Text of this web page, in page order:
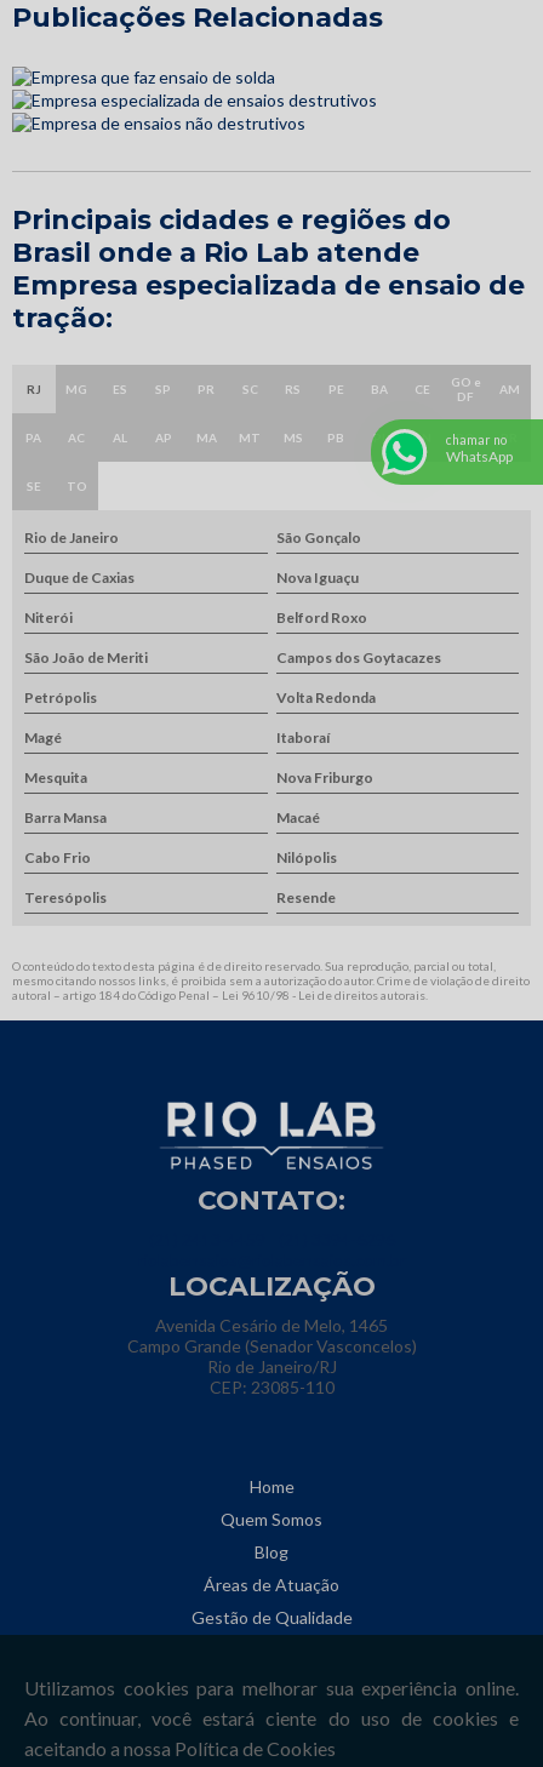
Publicações Relacionadas
Principais cidades e regiões do
Brasil onde a Rio Lab atende
Empresa especializada de ensaio de
tração:
RJ MG ES SP PR SC RS PE BA CE
GO e
DF
AM
PA AC AL AP MA MT MS PB PI RN RO RR
SE TO
Rio de Janeiro São Gonçalo
Duque de Caxias Nova Iguaçu
Niterói Belford Roxo
São João de Meriti Campos dos Goytacazes
Petrópolis Volta Redonda
Magé Itaboraí
Mesquita Nova Friburgo
Barra Mansa Macaé
Cabo Frio Nilópolis
Teresópolis Resende
O conteúdo do texto desta página é de direito reservado. Sua reprodução, parcial ou total,
mesmo citando nossos links, é proibida sem a autorização do autor. Crime de violação de direito
autoral – artigo 184 do Código Penal – Lei 9610/98 - Lei de direitos autorais
CONTATO:
LOCALIZAÇÃO
Avenida Cesário de Melo, 1465
Campo Grande (Senador Vasconcelos)
Rio de Janeiro/RJ
CEP: 23085-110
Home
Quem Somos
Blog
Áreas de Atuação
Gestão de Qualidade
Contato
Mapa do site
chamar no
WhatsApp